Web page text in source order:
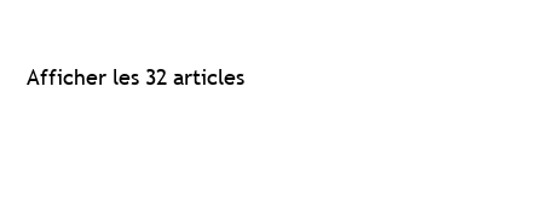
Afficher les 32 articles